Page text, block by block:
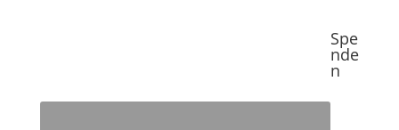
Spe
nde
n